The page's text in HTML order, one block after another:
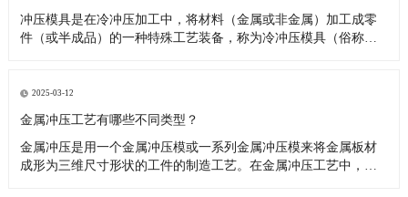
冲压模具是在冷冲压加工中，将材料（金属或非金属）加工成零
件（或半成品）的一种特殊工艺装备，称为冷冲压模具（俗称冷
压力加工方法。​冲压模具是一种生产零部件的专业工具，它可以
把平板材料通过压制
2025-03-12
金属冲压工艺有哪些不同类型？
金属冲压是用一个金属冲压模或一系列金属冲压模来将金属板材
成形为三维尺寸形状的工件的制造工艺。在金属冲压工艺中，它